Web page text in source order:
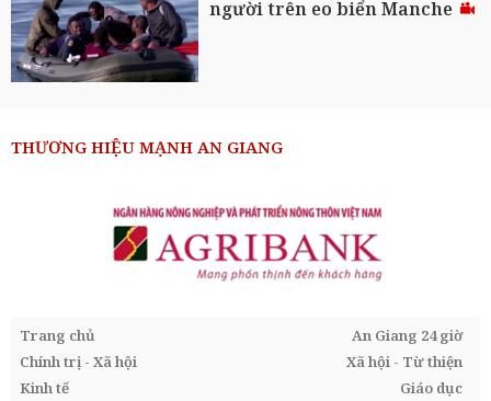
người trên eo biển Manche
THƯƠNG HIỆU MẠNH AN GIANG
Trang chủ
An Giang 24 giờ
Chính trị - Xã hội
Xã hội - Từ thiện
Kinh tế
Giáo dục